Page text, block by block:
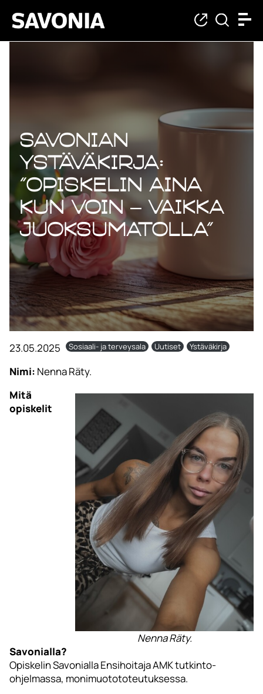
Savonian
ystäväkirja:
”Opiskelin aina
kun voin – vaikka
juoksumatolla”
23.05.2025 Sosiaali- ja terveysala Uutiset Ystäväkirja
Nimi: Nenna Räty.
Nenna Räty.
Mitä
opiskelit
Savonialla?
Opiskelin Savonialla Ensihoitaja AMK tutkinto-
ohjelmassa, monimuotototeutuksessa.